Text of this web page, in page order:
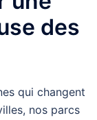
des
qui changent
nos parcs